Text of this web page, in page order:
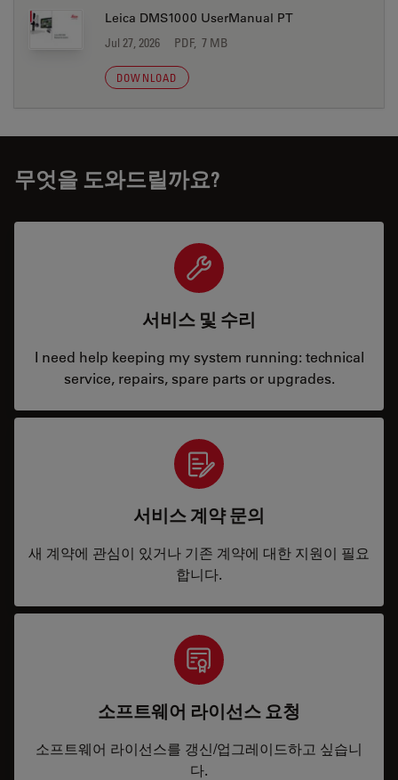
Leica DMS1000 UserManual PT
Jul 27, 2026 PDF, 7 MB
DOWNLOAD
무엇을 도와드릴까요?
서비스 및 수리
I need help keeping my system running: technical
service, repairs, spare parts or upgrades.
서비스 계약 문의
새 계약에 관심이 있거나 기존 계약에 대한 지원이 필요
합니다.
소프트웨어 라이선스 요청
소프트웨어 라이선스를 갱신/업그레이드하고 싶습니
다.